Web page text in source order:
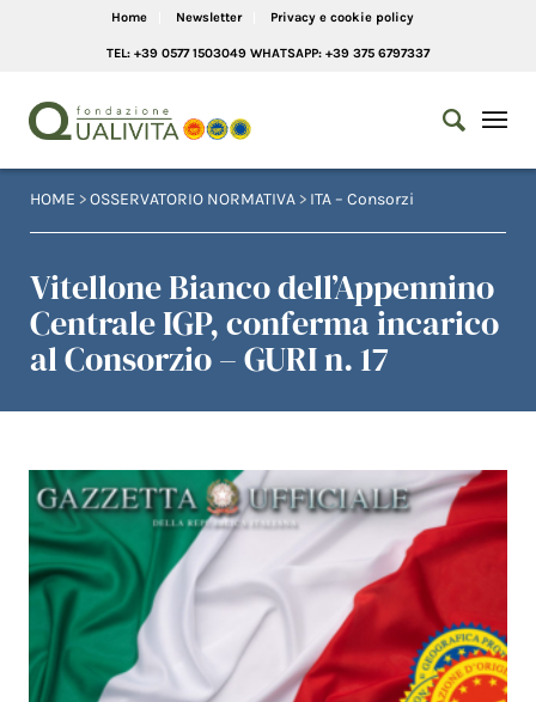
Home Newsletter Privacy e cookie policy
TEL: +39 0577 1503049 WHATSAPP: +39 375 6797337
HOME >OSSERVATORIO NORMATIVA > ITA – Consorzi
Vitellone Bianco dell’Appennino
Centrale IGP, conferma incarico
al Consorzio – GURI n. 17